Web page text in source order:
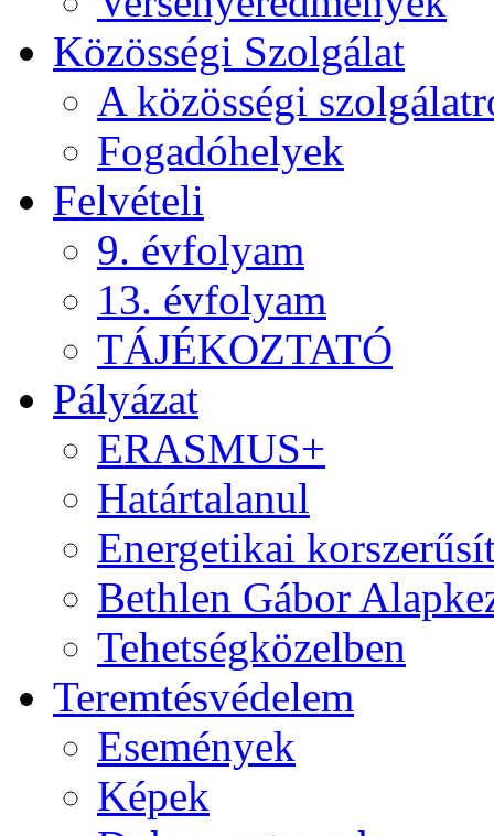
Közösségi Szolgálat
A közösségi
Fogadóhelyek
Felvételi
9. évfolyam
13. évfolyam
TÁJÉKOZTATÓ
Pályázat
ERASMUS+
Határtalanul
Energetikai
Bethlen Gábor
Tehetségközelben
Teremtésvédelem
Események
Képek